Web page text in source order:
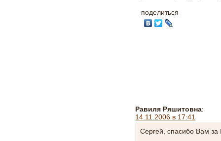
поделиться
Равиля Ряшитовна:
14.11.2006 в 17:41
Сергей, спасибо Вам